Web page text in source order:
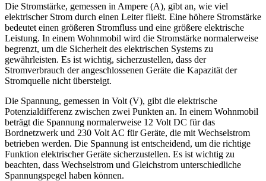
Die Stromstärke, gemessen in Ampere (A), gibt an, wie viel
elektrischer Strom durch einen Leiter fließt. Eine höhere Stromstärke
bedeutet einen größeren Stromfluss und eine größere elektrische
Leistung. In einem Wohnmobil wird die Stromstärke normalerweise
begrenzt, um die Sicherheit des elektrischen Systems zu
gewährleisten. Es ist wichtig, sicherzustellen, dass der
Stromverbrauch der angeschlossenen Geräte die Kapazität der
Stromquelle nicht übersteigt.
Die Spannung, gemessen in Volt (V), gibt die elektrische
Potenzialdifferenz zwischen zwei Punkten an. In einem Wohnmobil
beträgt die Spannung normalerweise 12 Volt DC für das
Bordnetzwerk und 230 Volt AC für Geräte, die mit Wechselstrom
betrieben werden. Die Spannung ist entscheidend, um die richtige
Funktion elektrischer Geräte sicherzustellen. Es ist wichtig zu
beachten, dass Wechselstrom und Gleichstrom unterschiedliche
Spannungspegel haben können.